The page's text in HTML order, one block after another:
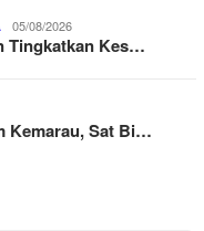
05/08/2026
Tingkatkan Kes…
Kemarau, Sat Bi…